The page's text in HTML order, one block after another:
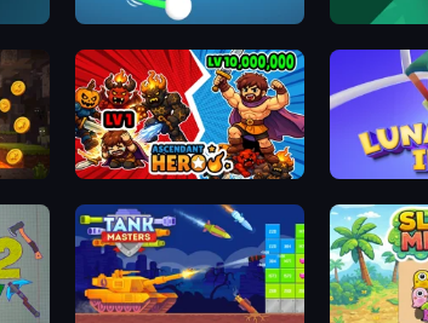
Pixel Smash Pure Farm:
Ascendant Hero Lunapark